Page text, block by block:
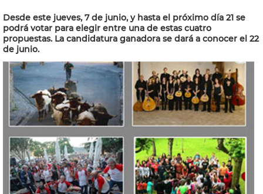
Desde este jueves, 7 de junio, y hasta el próximo día 21 se
podrá votar para elegir entre una de estas cuatro
propuestas. La candidatura ganadora se dará a conocer el 22
de junio.